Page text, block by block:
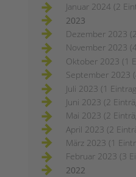
Januar 2024 (2
2023
Dezember 2023
November 2023
Oktober 2023 (1
September 2023
Juli 2023 (1
Juni 2023 (2
Mai 2023 (2
April 2023 (2
März 2023 (1
Februar 2023 (3
2022